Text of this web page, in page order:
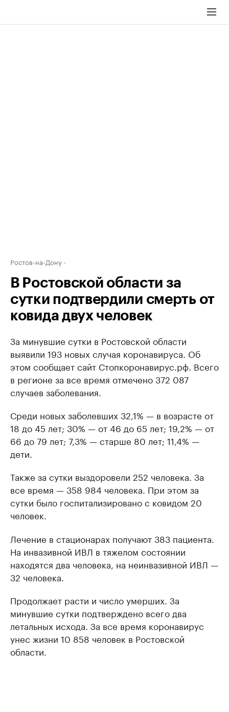
Ростов-на-Дону
В Ростовской области за
сутки подтвердили смерть от
ковида двух человек
За минувшие сутки в Ростовской области
выявили 193 новых случая коронавируса. Об
этом сообщает сайт Стопкоронавирус.рф. Всего
в регионе за все время отмечено 372 087
случаев заболевания.
Среди новых заболевших 32,1% — в возрасте от
18 до 45 лет; 30% — от 46 до 65 лет; 19,2% — от
66 до 79 лет; 7,3% — старше 80 лет; 11,4% —
дети.
Также за сутки выздоровели 252 человека. За
все время — 358 984 человека. При этом за
сутки было госпитализировано с ковидом 20
человек.
Лечение в стационарах получают 383 пациента.
На инвазивной ИВЛ в тяжелом состоянии
находятся два человека, на неинвазивной ИВЛ —
32 человека.
Продолжает расти и число умерших. За
минувшие сутки подтверждено всего два
летальных исхода. За все время коронавирус
унес жизни 10 858 человек в Ростовской
области.